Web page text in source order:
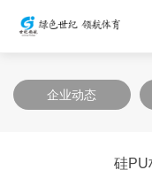
企业动态
硅PU